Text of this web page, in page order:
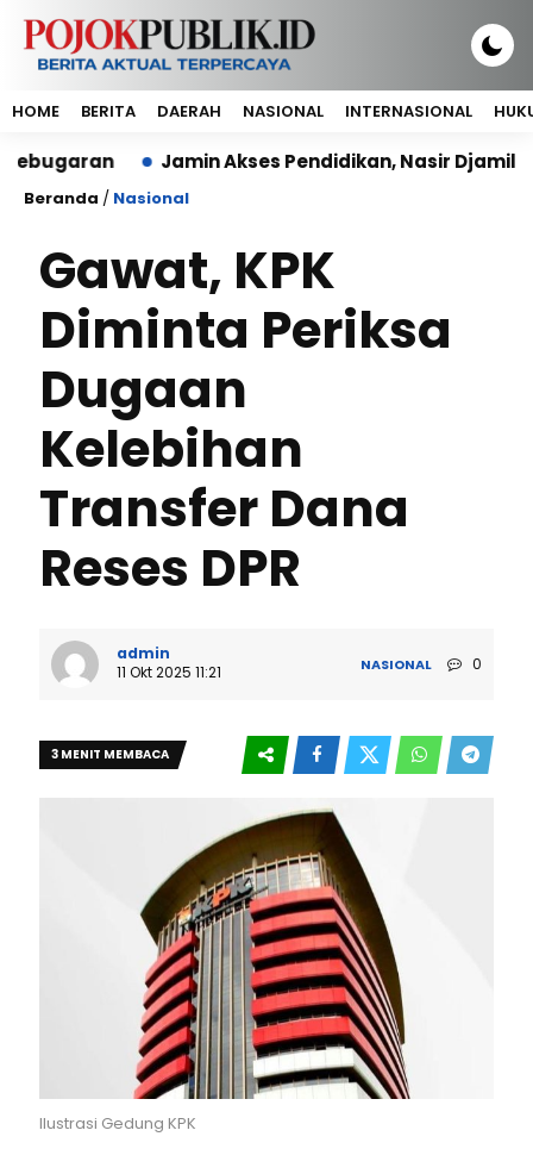
HOME BERITA DAERAH NASIONAL INTERNASIONAL
Jamin Akses Pendidikan, Nasir Djamil: Tak
Beranda / Nasional
Gawat, KPK
Diminta Periksa
Dugaan
Kelebihan
Transfer Dana
Reses DPR
admin
11 Okt 2025 11:21
NASIONAL 0
3 MENIT MEMBACA
Ilustrasi Gedung KPK